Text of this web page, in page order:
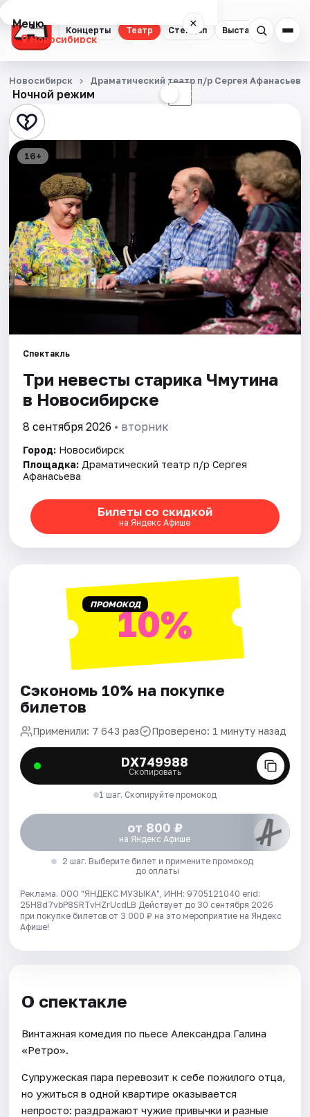
Концерты Театр Стендап Выставки
Меню ×
Новосибирск
Концерты
Театр
Стендап
Выставки
Квесты
Экскурсии
Спорт
События
Площадки
Артисты
Ночной режим ☾
Новосибирск Драматический театр п/р Сергея Афанасьева
16+
Спектакль
Три невесты старика Чмутина
в Новосибирске
8 сентября 2026 • вторник
Город: Новосибирск
Площадка: Драматический театр п/р Сергея
Афанасьева
Билеты со скидкой
на Яндекс Афише
ПРОМОКОД10%
Сэкономь 10% на покупке
билетов
Применили: 7 643 раз Проверено: 1 минуту назад
DX749988
Скопировать
1 шаг. Скопируйте промокод
от 800 ₽
на Яндекс Афише
2 шаг. Выберите билет и примените промокод
до оплаты
Реклама. ООО "ЯНДЕКС МУЗЫКА", ИНН: 9705121040 erid:
25H8d7vbP8SRTvHZrUcdLB Действует до 30 сентября 2026
при покупке билетов от 3 000 ₽ на это мероприятие на Яндекс
Афише!
О спектакле
Винтажная комедия по пьесе Александра Галина
«Ретро».
Супружеская пара перевозит к себе пожилого отца,
но ужиться в одной квартире оказывается
непросто: раздражают чужие привычки и разные